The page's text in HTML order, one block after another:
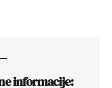
informacije: